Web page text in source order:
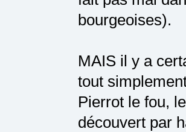
bourgeoises).
MAIS il y a
tout
Pierrot le fou,
découvert par